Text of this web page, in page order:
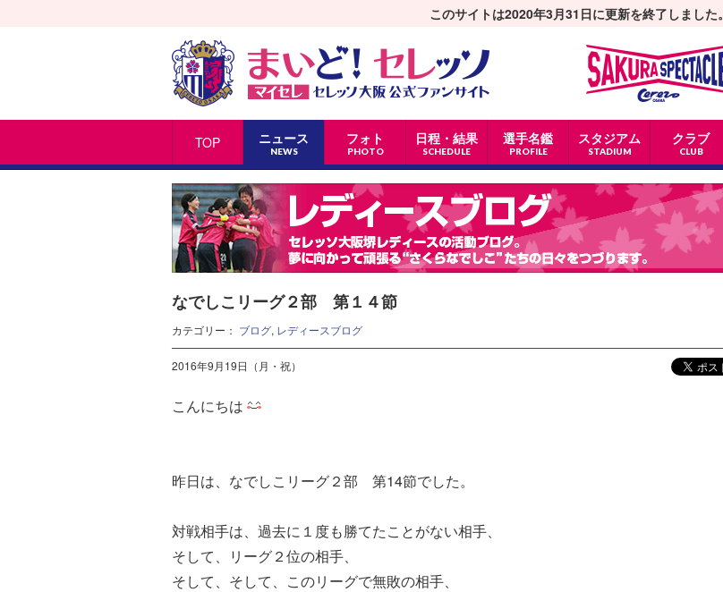
TOP ニュース
NEWS
フォト
PHOTO
日程・結果
SCHEDULE
選手名鑑
PROFILE
スタジアム
STADIUM
クラブ
CLUB
このサイトは2020年3月31日に更新を終了しました。
なでしこリーグ２部 第１４節
カテゴリー： ブログ, レディースブログ
2016年9月19日（月・祝）
こんにちは
昨日は、なでしこリーグ２部 第14節でした。
対戦相手は、過去に１度も勝てたことがない相手、
そして、リーグ２位の相手、
そして、そして、このリーグで無敗の相手、